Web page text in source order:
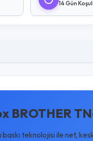
14 Gün
BROTHER
baskı teknolojisi ile net,